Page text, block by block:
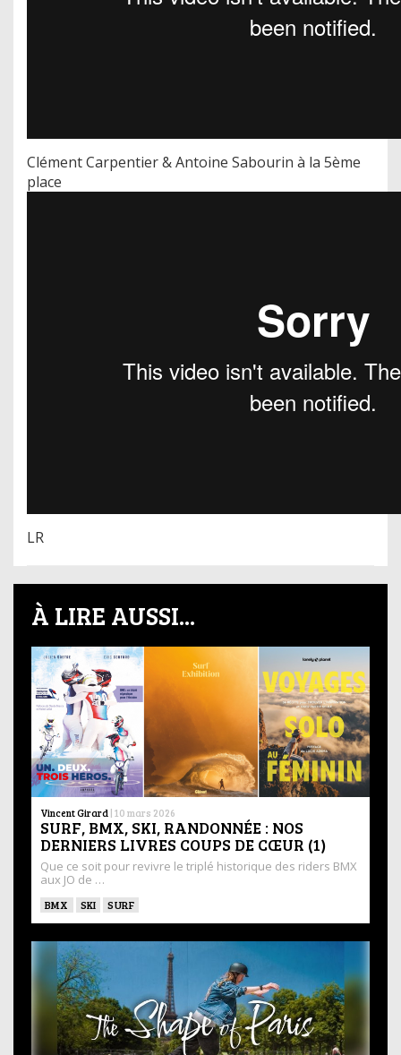
Clément Carpentier & Antoine Sabourin à la 5ème
place
LR
À LIRE AUSSI...
Vincent Girard | 10 mars 2026
SURF, BMX, SKI, RANDONNÉE : NOS
DERNIERS LIVRES COUPS DE CŒUR (1)
Que ce soit pour revivre le triplé historique des riders BMX
aux JO de …
BMX SKI SURF